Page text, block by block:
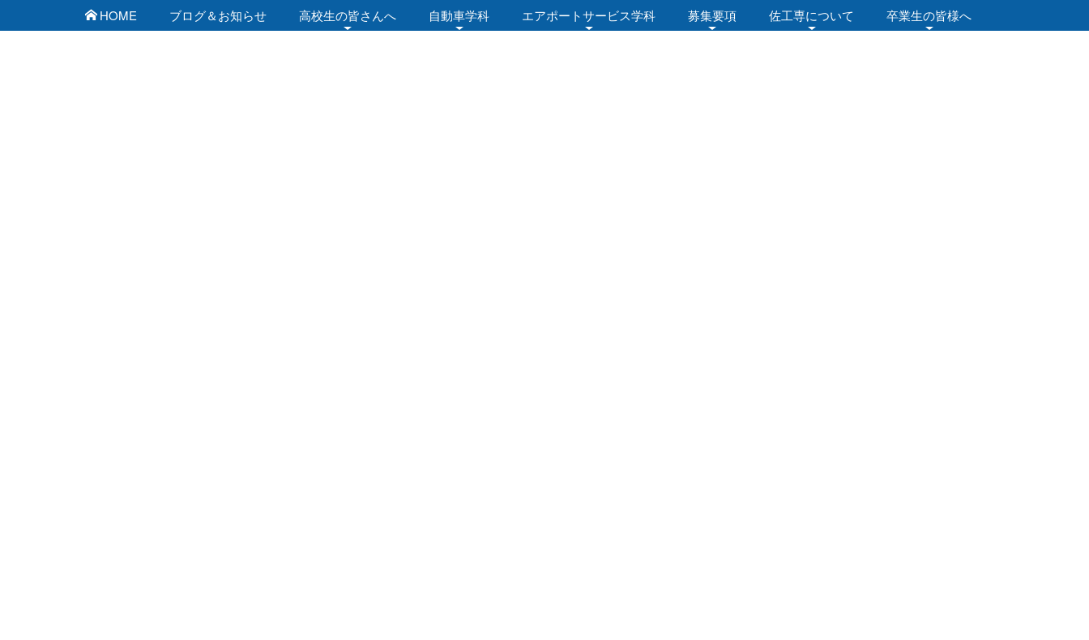
HOME ブログ＆お知らせ 高校生の皆さんへ 自動車学科 エアポートサービス学科 募集要項 佐工専について 卒業生の皆様へ